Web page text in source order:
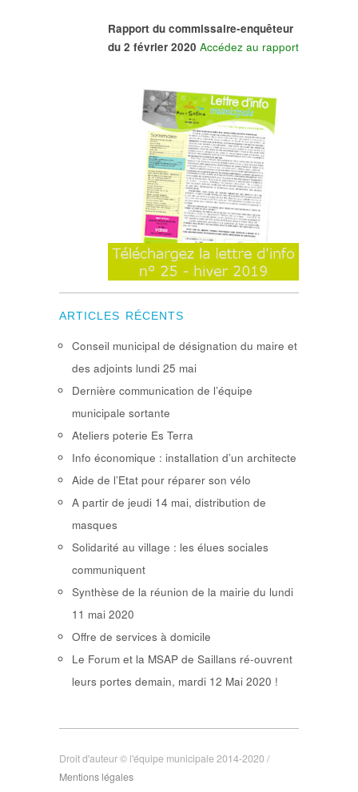
Rapport du commissaire-enquêteur
du 2 février 2020 Accédez au rapport
ARTICLES RÉCENTS
Conseil municipal de désignation du maire et
des adjoints lundi 25 mai
Dernière communication de l’équipe
municipale sortante
Ateliers poterie Es Terra
Info économique : installation d’un architecte
Aide de l’Etat pour réparer son vélo
A partir de jeudi 14 mai, distribution de
masques
Solidarité au village : les élues sociales
communiquent
Synthèse de la réunion de la mairie du lundi
11 mai 2020
Offre de services à domicile
Le Forum et la MSAP de Saillans ré-ouvrent
leurs portes demain, mardi 12 Mai 2020 !
Droit d'auteur © l'équipe municipale 2014-2020 /
Mentions légales